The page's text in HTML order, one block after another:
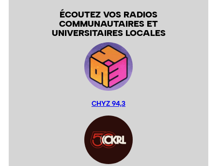
ÉCOUTEZ VOS RADIOS
COMMUNAUTAIRES ET
UNIVERSITAIRES LOCALES
CHYZ 94,3